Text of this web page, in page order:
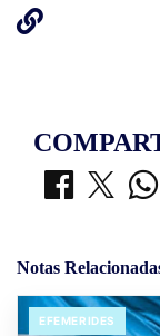
Notas
EFEMERIDES